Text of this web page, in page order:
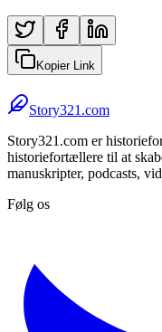
Kopier Link
Story321.com
Story321.com er
historiefortællere til at
manuskripter, podcasts,
Følg os